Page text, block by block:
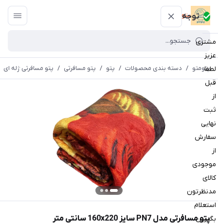
توجه
مشتری
عزیز
لطفا
قبل
از
ثبت
نهایی
سفارش
از
موجودی
کالای
مدنظرتون
استعلام
بگیرین
پتومتو
پتومتو / دسته بندی محصولات / پتو / پتو مسافرتی / پتو مسافرتی ژله ای
پتو مسافرتی مدل PN7 سایز 160x220 سانتی متر